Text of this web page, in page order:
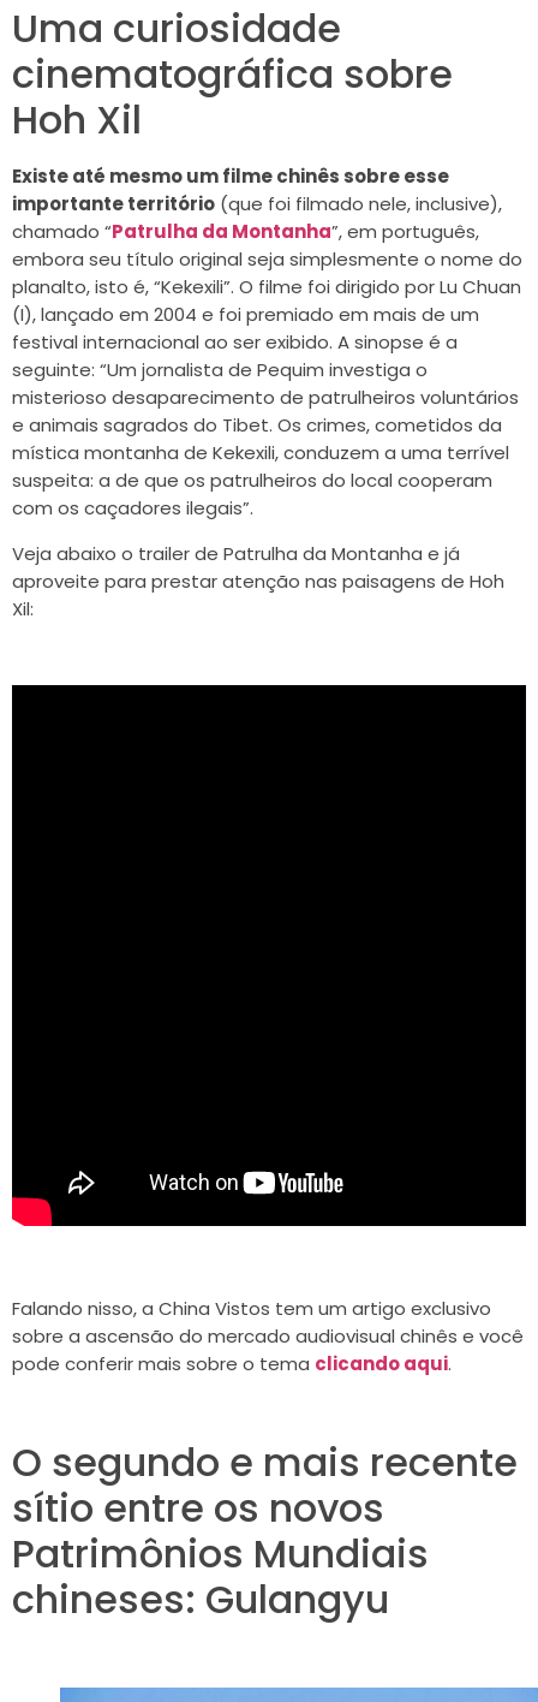
Uma curiosidade
cinematográfica sobre
Hoh Xil
Existe até mesmo um filme chinês sobre esse
importante território (que foi filmado nele, inclusive),
chamado “Patrulha da Montanha”, em português,
embora seu título original seja simplesmente o nome do
planalto, isto é, “Kekexili”. O filme foi dirigido por Lu Chuan
(I), lançado em 2004 e foi premiado em mais de um
festival internacional ao ser exibido. A sinopse é a
seguinte: “Um jornalista de Pequim investiga o
misterioso desaparecimento de patrulheiros voluntários
e animais sagrados do Tibet. Os crimes, cometidos da
mística montanha de Kekexili, conduzem a uma terrível
suspeita: a de que os patrulheiros do local cooperam
com os caçadores ilegais”.
Veja abaixo o trailer de Patrulha da Montanha e já
aproveite para prestar atenção nas paisagens de Hoh
Xil:
Falando nisso, a China Vistos tem um artigo exclusivo
sobre a ascensão do mercado audiovisual chinês e você
pode conferir mais sobre o tema clicando aqui.
O segundo e mais recente
sítio entre os novos
Patrimônios Mundiais
chineses: Gulangyu